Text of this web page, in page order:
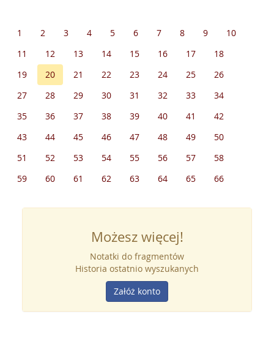
1 2 3 4 5 6 7 8 9
10
11
12 13 14 15 16 17
18
19
20 21 22 23 24 25
26
27
28 29 30 31 32 33
34
35
36 37 38 39 40 41
42
43
44 45 46 47 48 49
50
51
52 53 54 55 56 57
58
59
60 61 62 63 64 65 66
Możesz więcej!
Notatki do fragmentów
Historia ostatnio wyszukanych
Załóż konto